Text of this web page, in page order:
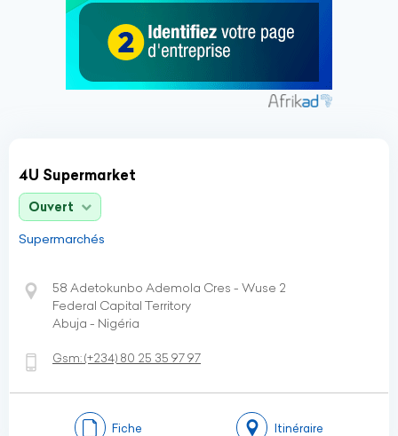
4U Supermarket
Ouvert
Supermarchés
58 Adetokunbo Ademola Cres - Wuse 2
Federal Capital Territory
Abuja - Nigéria
Gsm:(+234) 80 25 35 97 97
Fiche Itinéraire